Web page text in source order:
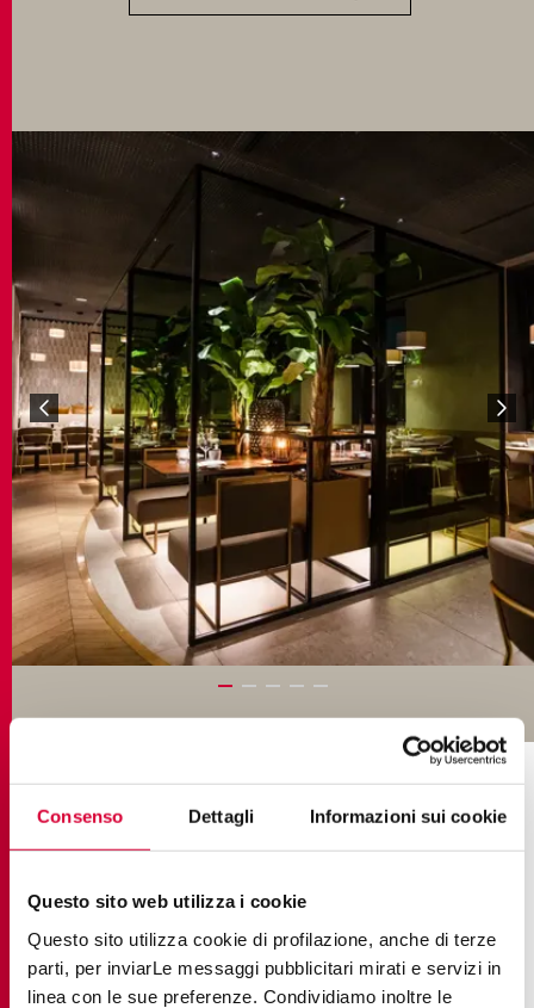
Consenso Dettagli Informazioni sui cookie
Questo sito web utilizza i cookie
Questo sito utilizza cookie di profilazione, anche di terze
parti, per inviarLe messaggi pubblicitari mirati e servizi in
linea con le sue preferenze. Condividiamo inoltre le
КОЛЛЕКЦИИ В ПРОЕКТЕ